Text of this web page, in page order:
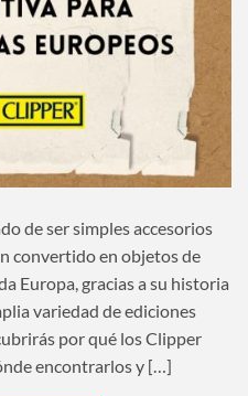
de ser simples accesorios
convertido en objetos de
Europa, gracias a su historia
variedad de ediciones
por qué los Clipper
encontrarlos y […]